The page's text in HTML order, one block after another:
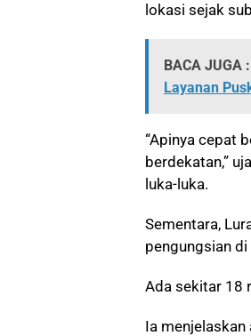
lokasi sejak
BACA JUGA :
Layanan
“Apinya cepat
berdekatan,”
luka-luka.
Sementara,
pengungsian
Ada sekitar 18
Ia